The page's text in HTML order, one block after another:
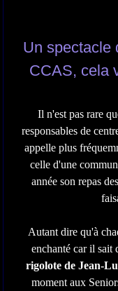
Un spectacle
CCAS, cela
Il n'est pas rare
responsables de
appelle plus
celle d'une
année son repas
Autant dire qu'à
enchanté car il sait
rigolote de Jean-
moment aux